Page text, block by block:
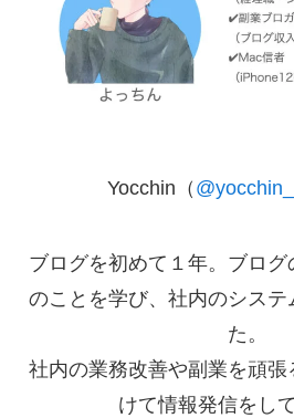
Yocchin（
ブログを初めて１年。ブロ
のことを学び、社内のシステ
た。
社内の業務改善や副業を頑張
けて情報発信をし